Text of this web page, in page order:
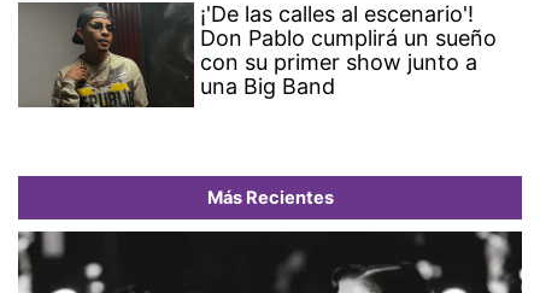
¡'De las calles al escenario'!
Don Pablo cumplirá un sueño
con su primer show junto a
una Big Band
Más Recientes